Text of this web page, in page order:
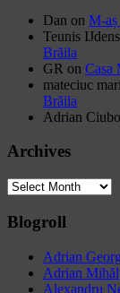
Dan on M-aș
Teunis IJdens
Brăila
GR on Casa
mateciuc
Brăila
Adrian
Archives
Archives
Blogroll
Adrian
Adrian
Alexandru